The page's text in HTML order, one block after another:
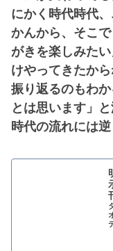
にかく時代時代
かんから、そこ
がきを楽しみた
けやってきたか
振り返るのもわ
とは思います」
時代の流れには